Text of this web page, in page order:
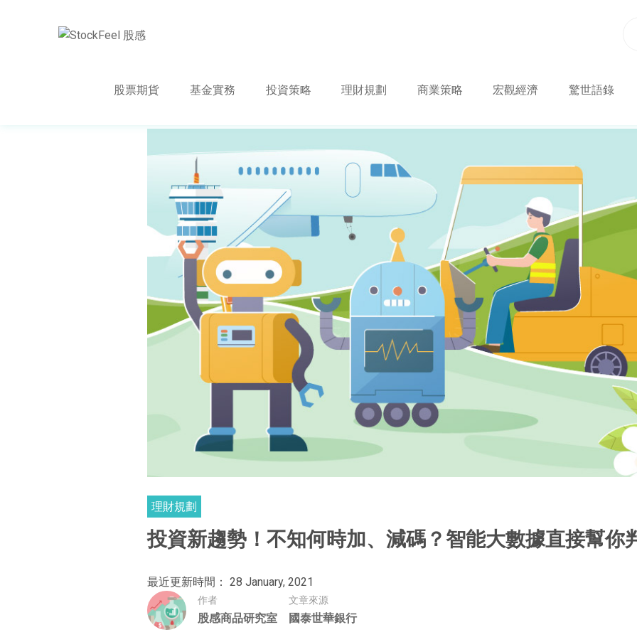
股票期貨 基金實務 投資策略 理財規劃 商業策略 宏觀經濟 驚世語錄
理財規劃
投資新趨勢！不知何時加、減碼？智能大數據直接幫你
最近更新時間： 28 January, 2021
作者
股感商品研究室
文章來源
國泰世華銀行